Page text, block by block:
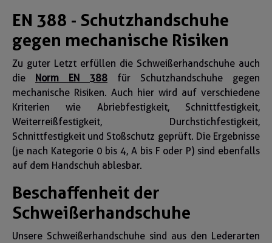
EN 388 - Schutzhandschuhe
gegen mechanische Risiken
Zu guter Letzt erfüllen die Schweißerhandschuhe auch
die
Norm EN 388 für Schutzhandschuhe gegen
mechanische Risiken. Auch hier wird auf verschiedene
Kriterien wie Abriebfestigkeit, Schnittfestigkeit,
Weiterreißfestigkeit, Durchstichfestigkeit,
Schnittfestigkeit und Stoßschutz geprüft. Die Ergebnisse
(je nach Kategorie 0 bis 4, A bis F oder P) sind ebenfalls
auf dem Handschuh ablesbar.
Beschaffenheit der
Schweißerhandschuhe
Unsere Schweißerhandschuhe sind aus den Lederarten